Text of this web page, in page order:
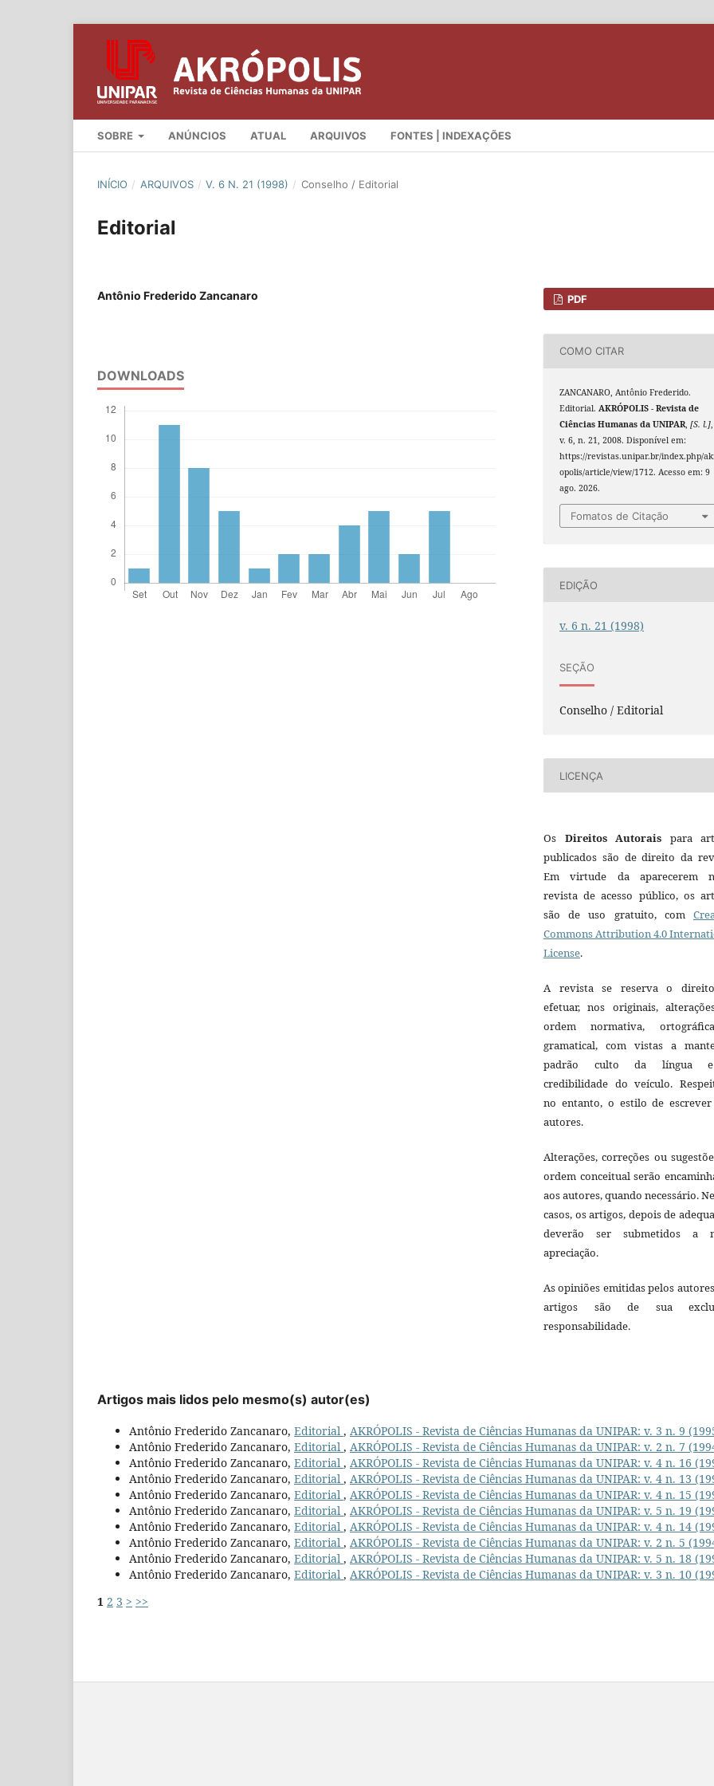
SOBRE ANÚNCIOS ATUAL ARQUIVOS FONTES | INDEXAÇÕES
INÍCIO / ARQUIVOS / V. 6 N. 21 (1998) / Conselho / Editorial
Editorial
Antônio Frederido Zancanaro
DOWNLOADS
PDF
COMO CITAR
ZANCANARO, Antônio Frederido.
Editorial.AKRÓPOLIS - Revista de
Ciências Humanas da UNIPAR,[S. l.],
v. 6, n. 21, 2008. Disponível em:
https://revistas.unipar.br/index.php/
opolis/article/view/1712. Acesso em: 9
ago. 2026.
Fomatos de Citação
EDIÇÃO
v. 6 n. 21 (1998)
SEÇÃO
Conselho / Editorial
LICENÇA
Os Direitos Autorais para
publicados são de direito da
Em virtude da aparecerem
revista de acesso público, os
são de uso gratuito, com
Commons Attribution 4.0
License.
A revista se reserva o
efetuar, nos originais,
ordem normativa,
gramatical, com vistas a
padrão culto da língua
credibilidade do veículo.
no entanto, o estilo de
autores.
Alterações, correções ou
ordem conceitual serão
aos autores, quando necessário.
casos, os artigos, depois de
deverão ser submetidos a
apreciação.
As opiniões emitidas pelos
artigos são de sua
responsabilidade.
Artigos mais lidos pelo mesmo(s) autor(es)
Antônio Frederido Zancanaro, Editorial , AKRÓPOLIS - Revista de Ciências Humanas da UNIPAR: v. 3 n. 9
Antônio Frederido Zancanaro, Editorial , AKRÓPOLIS - Revista de Ciências Humanas da UNIPAR: v. 2 n. 7
Antônio Frederido Zancanaro, Editorial , AKRÓPOLIS - Revista de Ciências Humanas da UNIPAR: v. 4 n. 16
Antônio Frederido Zancanaro, Editorial , AKRÓPOLIS - Revista de Ciências Humanas da UNIPAR: v. 4 n. 13
Antônio Frederido Zancanaro, Editorial , AKRÓPOLIS - Revista de Ciências Humanas da UNIPAR: v. 4 n. 15
Antônio Frederido Zancanaro, Editorial , AKRÓPOLIS - Revista de Ciências Humanas da UNIPAR: v. 5 n. 19
Antônio Frederido Zancanaro, Editorial , AKRÓPOLIS - Revista de Ciências Humanas da UNIPAR: v. 4 n. 14
Antônio Frederido Zancanaro, Editorial , AKRÓPOLIS - Revista de Ciências Humanas da UNIPAR: v. 2 n. 5
Antônio Frederido Zancanaro, Editorial , AKRÓPOLIS - Revista de Ciências Humanas da UNIPAR: v. 5 n. 18
Antônio Frederido Zancanaro, Editorial , AKRÓPOLIS - Revista de Ciências Humanas da UNIPAR: v. 3 n. 10
1 2 3 > >>